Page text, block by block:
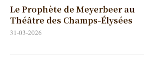
Le Prophète de Meyerbeer au
Théâtre des Champs-Élysées
31-03-2026